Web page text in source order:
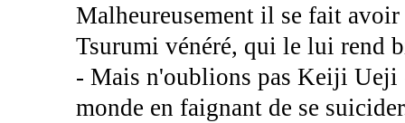
Malheureusement il se fait
Tsurumi vénéré, qui le lui rend
- Mais n'oublions pas Keiji
monde en faignant de se